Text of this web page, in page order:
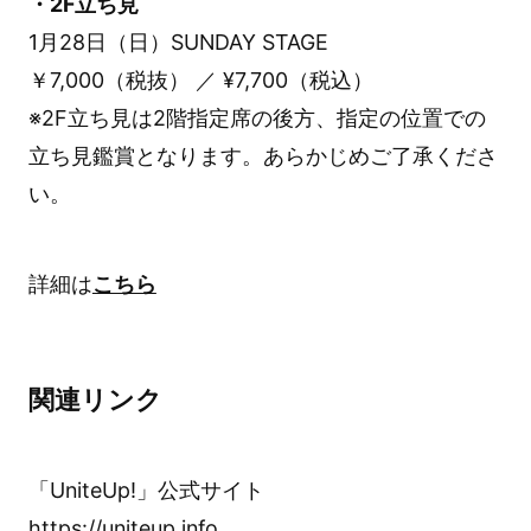
1月28日（日）SUNDAY STAGE
￥7,000（税抜） ／ ¥7,700（税込）
※2F立ち見は2階指定席の後方、指定の位置での
立ち見鑑賞となります。あらかじめご了承くださ
い。
詳細はこちら
関連リンク
「UniteUp!」公式サイト